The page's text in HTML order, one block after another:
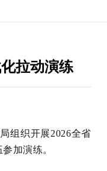
拉动演练
组织开展2026全省
加演练。